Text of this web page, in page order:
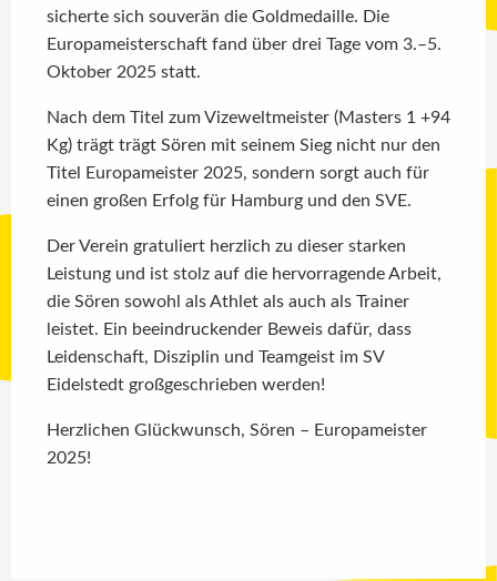
sicherte sich souverän die Goldmedaille. Die
Europameisterschaft fand über drei Tage vom 3.–5.
Oktober 2025 statt.
Nach dem Titel zum Vizeweltmeister (Masters 1 +94
Kg) trägt trägt Sören mit seinem Sieg nicht nur den
Titel Europameister 2025, sondern sorgt auch für
einen großen Erfolg für Hamburg und den SVE.
Der Verein gratuliert herzlich zu dieser starken
Leistung und ist stolz auf die hervorragende Arbeit,
die Sören sowohl als Athlet als auch als Trainer
leistet. Ein beeindruckender Beweis dafür, dass
Leidenschaft, Disziplin und Teamgeist im SV
Eidelstedt großgeschrieben werden!
Herzlichen Glückwunsch, Sören – Europameister
2025!